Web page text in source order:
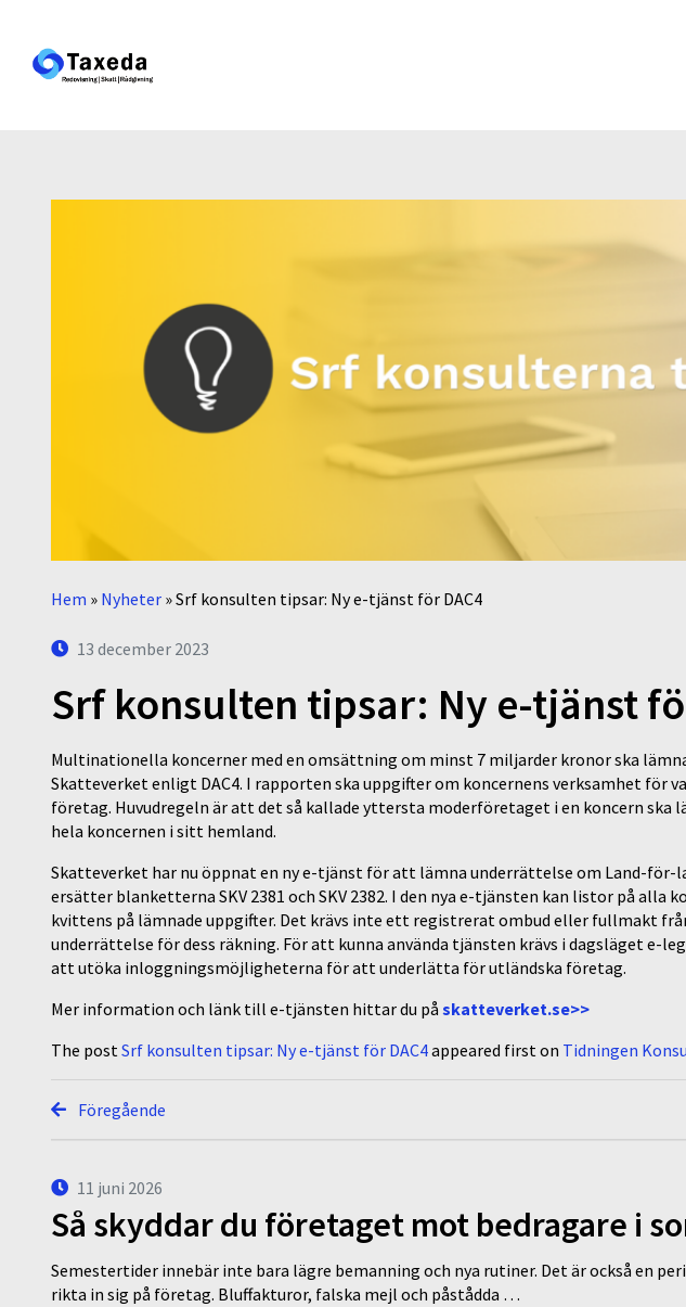
Hem » Nyheter »Srf konsulten tipsar: Ny e-tjänst för DAC4
13 december 2023
Srf konsulten tipsar: Ny e-tjänst
Multinationella koncerner med en omsättning om minst 7 miljarder kronor ska
Skatteverket enligt DAC4. I rapporten ska uppgifter om koncernens verksamhet för
företag. Huvudregeln är att det så kallade yttersta moderföretaget i en koncern
hela koncernen i sitt hemland.
Skatteverket har nu öppnat en ny e-tjänst för att lämna underrättelse om Land-för-
ersätter blanketterna SKV 2381 och SKV 2382. I den nya e-tjänsten kan listor på alla
kvittens på lämnade uppgifter. Det krävs inte ett registrerat ombud eller fullmakt
underrättelse för dess räkning. För att kunna använda tjänsten krävs i dagsläget e-
att utöka inloggningsmöjligheterna för att underlätta för utländska företag.
Mer information och länk till e-tjänsten hittar du på skatteverket.se>>
The post Srf konsulten tipsar: Ny e-tjänst för DAC4appeared first on Tidningen
Föregående
11 juni 2026
Så skyddar du företaget mot bedragare i
Semestertider innebär inte bara lägre bemanning och nya rutiner. Det är också en
rikta in sig på företag. Bluffakturor, falska mejl och påstådda …